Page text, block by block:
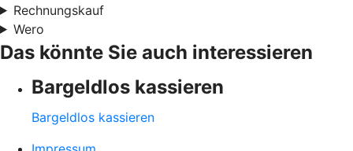
Rechnungskauf
Wero
Das könnte Sie auch interessieren
Bargeldlos kassieren
Bargeldlos kassieren